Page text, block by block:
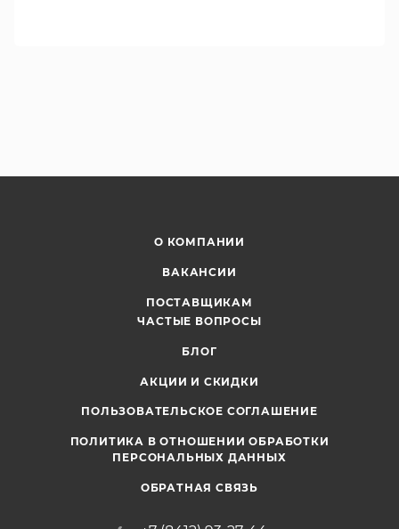
О КОМПАНИИ
ВАКАНСИИ
ПОСТАВЩИКАМ
ЧАСТЫЕ ВОПРОСЫ
БЛОГ
АКЦИИ И СКИДКИ
ПОЛЬЗОВАТЕЛЬСКОЕ СОГЛАШЕНИЕ
ПОЛИТИКА В ОТНОШЕНИИ ОБРАБОТКИ
ПЕРСОНАЛЬНЫХ ДАННЫХ
ОБРАТНАЯ СВЯЗЬ